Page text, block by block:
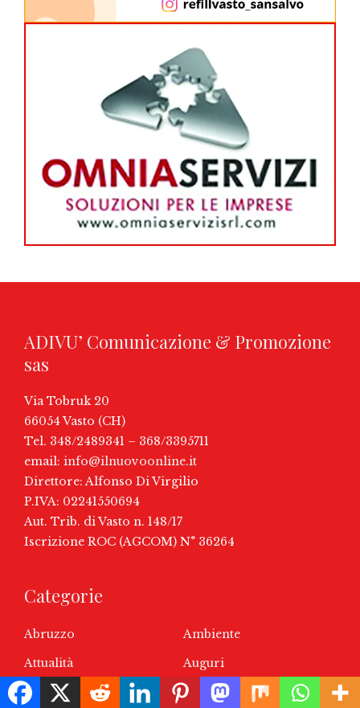
ADIVU’ Comunicazione & Promozione
sas
Via Tobruk 20
66054 Vasto (CH)
Tel. 348/2489341 – 368/3395711
email: info@ilnuovoonline.it
Direttore: Alfonso Di Virgilio
P.IVA: 02241550694
Aut. Trib. di Vasto n. 148/17
Iscrizione ROC (AGCOM) N° 36264
Categorie
Abruzzo
Ambiente
Attualità
Auguri
Business
Calcio